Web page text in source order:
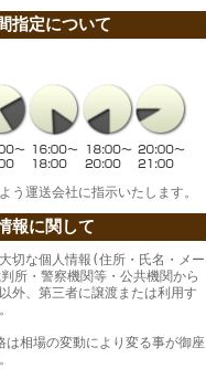
指定について
う運送会社に指示いたします。
報に関して
切な個人情報(住所・氏名・メー
所・警察機関等・公共機関から
外、第三者に譲渡または利用す
相場の変動により変る事が御座